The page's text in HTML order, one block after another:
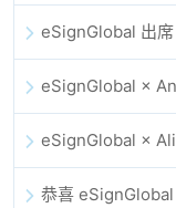
恭喜 eSignGlobal